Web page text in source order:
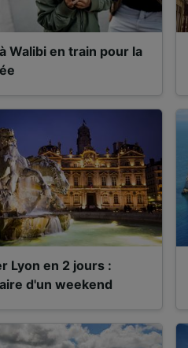
Walibi en train pour la
Lyon en 2 jours :
d'un weekend